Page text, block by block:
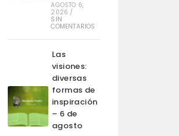
AGOSTO 6,
2026 /
SIN
COMENTARIOS
Las
visiones:
diversas
formas de
inspiración
– 6 de
agosto